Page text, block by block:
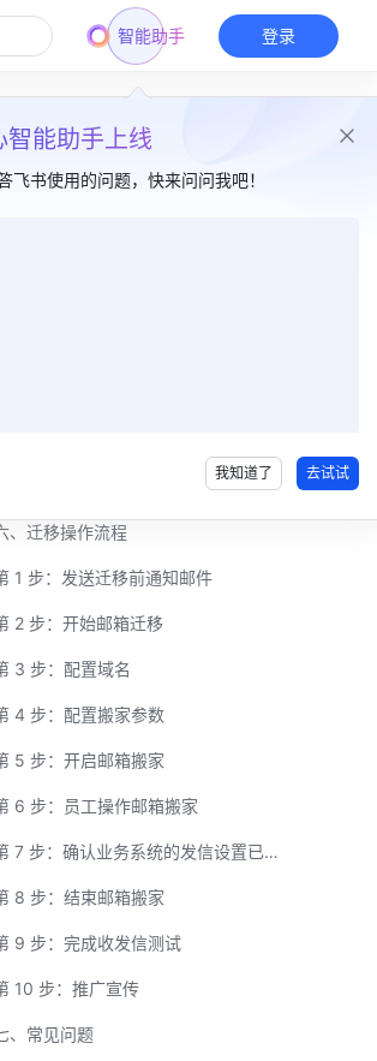
智能助手
智能助手上线
飞书使用的问题，快来问问我吧！
我知道了 去试试
登录
、迁移操作流程​
1 步：发送迁移前通知邮件​
2 步：开始邮箱迁移​
3 步：配置域名​
4 步：配置搬家参数​
5 步：开启邮箱搬家​
6 步：员工操作邮箱搬家​
第 7 步：确认业务系统的发信设置已经切换到飞书​
8 步：结束邮箱搬家​
9 步：完成收发信测试​
10 步：推广宣传​
、常见问题​